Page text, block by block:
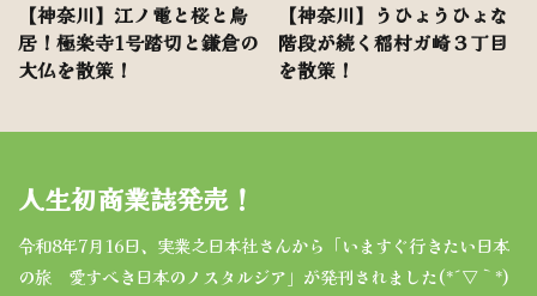
【神奈川】江ノ電と桜と鳥
居！極楽寺1号踏切と鎌倉の
大仏を散策！
【神奈川】うひょうひょな
階段が続く稲村ガ崎３丁目
を散策！
人生初商業誌発売！
令和8年7月16日、実業之日本社さんから「いますぐ行きたい日本
の旅 愛すべき日本のノスタルジア」が発刊されました(*´▽｀*)